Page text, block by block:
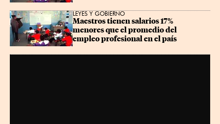
LEYES Y GOBIERNO
Maestros tienen salarios 17%
menores que el promedio del
empleo profesional en el país